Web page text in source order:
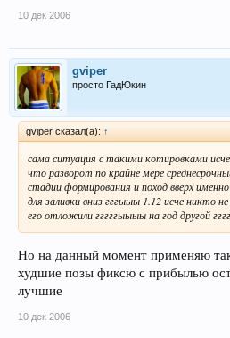
10 дек 2006
gviper
просто ГадЮкин
gviper сказал(а): ↑
сама ситуация с такими котировками
что разворот по крайне мере
стадии формирования и поход вверх
для заливки вниз гггыыы 1.12 исче никто
его отложили гггггыыыы на год другой
Но на данный момент применяю
худшие позы фиксю с прибылью
лучшие
10 дек 2006